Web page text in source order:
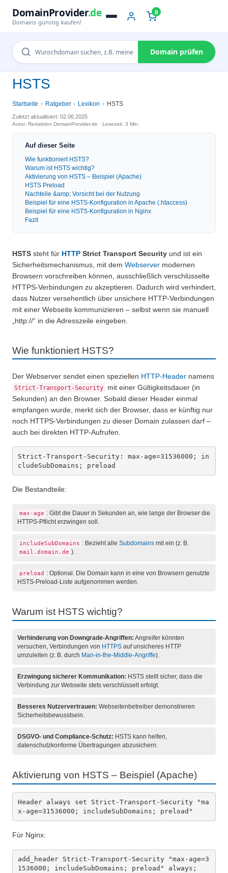
DomainProvider.de
Domains günstig kaufen!
0
Domain prüfen
HSTS
Startseite Ratgeber Lexikon HSTS
Zuletzt aktualisiert: 02.06.2025
Autor: Redaktion DomainProvider.de · Lesezeit: 3 Min.
Auf dieser Seite
Wie funktioniert HSTS?
Warum ist HSTS wichtig?
Aktivierung von HSTS – Beispiel (Apache)
HSTS Preload
Nachteile &amp; Vorsicht bei der Nutzung
Beispiel für eine HSTS-Konfiguration in Apache (.htaccess)
Beispiel für eine HSTS-Konfiguration in Nginx
Fazit
HSTS steht für HTTP Strict Transport Security und ist ein
Sicherheitsmechanismus, mit dem Webserver modernen
Browsern vorschreiben können, ausschließlich verschlüsselte
HTTPS-Verbindungen zu akzeptieren. Dadurch wird verhindert,
dass Nutzer versehentlich über unsichere HTTP-Verbindungen
mit einer Webseite kommunizieren – selbst wenn sie manuell
„http://“ in die Adresszeile eingeben.
Wie funktioniert HSTS?
Der Webserver sendet einen speziellen HTTP-Header namens
Strict-Transport-Security mit einer Gültigkeitsdauer (in
Sekunden) an den Browser. Sobald dieser Header einmal
empfangen wurde, merkt sich der Browser, dass er künftig nur
noch HTTPS-Verbindungen zu dieser Domain zulassen darf –
auch bei direkten HTTP-Aufrufen.
Strict-Transport-Security: max-age=31536000; in
cludeSubDomains; preload
Die Bestandteile:
max-age : Gibt die Dauer in Sekunden an, wie lange der Browser die
HTTPS-Pflicht erzwingen soll.
includeSubDomains : Bezieht alle Subdomains mit ein (z. B.
mail.domain.de ).
preload : Optional. Die Domain kann in eine von Browsern genutzte
HSTS-Preload-Liste aufgenommen werden.
Warum ist HSTS wichtig?
Verhinderung von Downgrade-Angriffen: Angreifer könnten
versuchen, Verbindungen von HTTPS auf unsicheres HTTP
umzuleiten (z. B. durch Man-in-the-Middle-Angriffe).
Erzwingung sicherer Kommunikation: HSTS stellt sicher, dass die
Verbindung zur Webseite stets verschlüsselt erfolgt.
Besseres Nutzervertrauen: Webseitenbetreiber demonstrieren
Sicherheitsbewusstsein.
DSGVO- und Compliance-Schutz: HSTS kann helfen,
datenschutzkonforme Übertragungen abzusichern.
Aktivierung von HSTS – Beispiel (Apache)
Header always set Strict-Transport-Security "ma
x-age=31536000; includeSubDomains; preload"
Für Nginx:
add_header Strict-Transport-Security "max-age=3
1536000; includeSubDomains; preload" always;